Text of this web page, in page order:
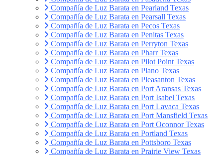
Compañía de Luz Barata en Pearland Texas
Compañía de Luz Barata en Pearsall Texas
Compañía de Luz Barata en Pecos Texas
Compañía de Luz Barata en Penitas Texas
Compañía de Luz Barata en Perryton Texas
Compañía de Luz Barata en Pharr Texas
Compañía de Luz Barata en Pilot Point Texas
Compañía de Luz Barata en Plano Texas
Compañía de Luz Barata en Pleasanton Texas
Compañía de Luz Barata en Port Aransas Texas
Compañía de Luz Barata en Port Isabel Texas
Compañía de Luz Barata en Port Lavaca Texas
Compañía de Luz Barata en Port Mansfield Texas
Compañía de Luz Barata en Port Oconnor Texas
Compañía de Luz Barata en Portland Texas
Compañía de Luz Barata en Pottsboro Texas
Compañía de Luz Barata en Prairie View Texas